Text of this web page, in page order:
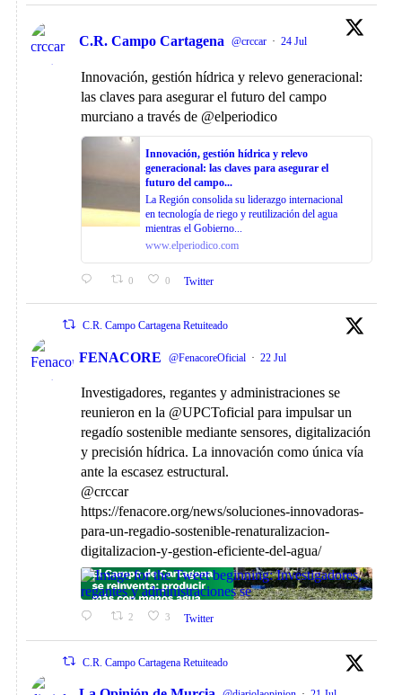
C.R. Campo Cartagena @crccar · 24 Jul
Innovación, gestión hídrica y relevo generacional:
las claves para asegurar el futuro del campo
murciano a través de @elperiodico
Innovación, gestión hídrica y relevo
generacional: las claves para asegurar el
futuro del campo...
La Región consolida su liderazgo internacional
en tecnología de riego y reutilización del agua
mientras el Gobierno...
www.elperiodico.com
0 0 Twitter
C.R. Campo Cartagena Retuiteado
FENACORE @FenacoreOficial · 22 Jul
Investigadores, regantes y administraciones se
reunieron en la @UPCToficial para impulsar un
regadío sostenible mediante sensores, digitalización
y precisión hídrica. La innovación como única vía
ante la escasez estructural.
@crccar
https://fenacore.org/news/soluciones-innovadoras-
para-un-regadio-sostenible-renaturalizacion-
digitalizacion-y-gestion-eficiente-del-agua/
2 3 Twitter
C.R. Campo Cartagena Retuiteado